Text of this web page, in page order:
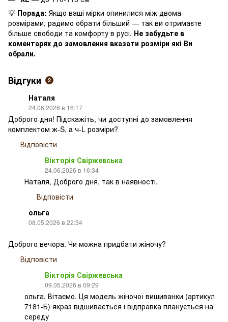
💡 Порада: Якщо ваші мірки опинилися між двома
розмірами, радимо обрати більший — так ви отримаєте
більше свободи та комфорту в русі. Не забудьте в
коментарях до замовлення вказати розміри які Ви
обрали.
Відгуки 2
Наталя
24.06.2026 в 16:17
Доброго дня! Підскажіть, чи доступні до замовлення
комплектом ж-S, a ч-L розміри?
Відповісти
Вікторія Свіржевська
24.06.2026 в 16:34
Наталя, Доброго дня, так в наявності.
Відповісти
ольга
08.05.2026 в 22:34
Доброго вечора. Чи можна придбати жіночу?
Відповісти
Вікторія Свіржевська
09.05.2026 в 09:29
ольга, Вітаємо. Ця модель жіночої вишиванки (артикул
7181-Б) якраз відшивається і відправка планується на
середу